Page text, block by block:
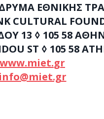
ΕΘΝΙΚΗΣ
KCULTURAL
13 ◊ 105 58
ST ◊ 105 58
www.miet.gr
info@miet.gr